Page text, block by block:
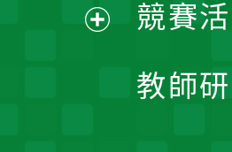
競賽
教師
開